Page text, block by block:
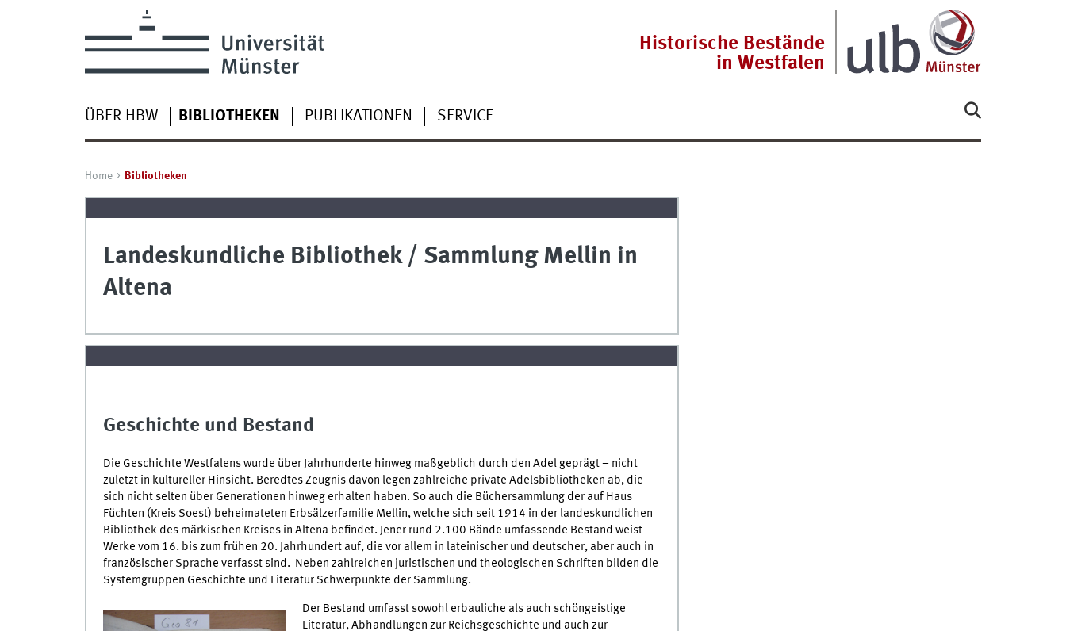
Historische Bestände
in Westfalen
ÜBER HBW BIBLIOTHEKEN PUBLIKATIONEN SERVICE
Home Bibliotheken
Landeskundliche Bibliothek / Sammlung Mellin in
Altena
Geschichte und Bestand
Die Geschichte Westfalens wurde über Jahrhunderte hinweg maßgeblich durch den Adel geprägt – nicht
zuletzt in kultureller Hinsicht. Beredtes Zeugnis davon legen zahlreiche private Adelsbibliotheken ab, die
sich nicht selten über Generationen hinweg erhalten haben. So auch die Büchersammlung der auf Haus
Füchten (Kreis Soest) beheimateten Erbsälzerfamilie Mellin, welche sich seit 1914 in der landeskundlichen
Bibliothek des märkischen Kreises in Altena befindet. Jener rund 2.100 Bände umfassende Bestand weist
Werke vom 16. bis zum frühen 20. Jahrhundert auf, die vor allem in lateinischer und deutscher, aber auch in
französischer Sprache verfasst sind. Neben zahlreichen juristischen und theologischen Schriften bilden die
Systemgruppen Geschichte und Literatur Schwerpunkte der Sammlung.
Der Bestand umfasst sowohl erbauliche als auch schöngeistige
Literatur, Abhandlungen zur Reichsgeschichte und auch zur